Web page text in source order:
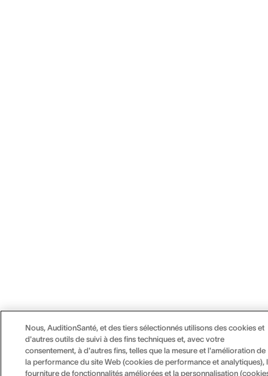
Nous, AuditionSanté, et des tiers sélectionnés utilisons des cookies et
d'autres outils de suivi à des fins techniques et, avec votre
consentement, à d'autres fins, telles que la mesure et l'amélioration de
la performance du site Web (cookies de performance et analytiques),
fourniture de fonctionnalités améliorées et la personnalisation